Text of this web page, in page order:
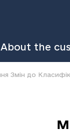
About the
Змін до